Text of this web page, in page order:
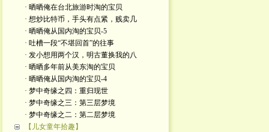
· 晒晒俺在台北旅游时淘的宝贝
· 想炒比特币，手头有点紧，贱卖几
· 晒晒俺从国内淘的宝贝-5
· 吐槽一段“不堪回首”的往事
· 发小想用两个汉，明古董换我的八
· 晒晒多年前从美东淘的宝贝
· 晒晒俺从国内淘的宝贝-4
· 梦中奇缘之四：重归现世
· 梦中奇缘之三：第三层梦境
· 梦中奇缘之二：第二层梦境
【儿女童年拾趣】